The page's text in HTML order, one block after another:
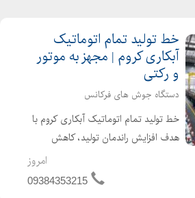
خط تولید تمام اتوماتیک
آبکاری کروم | مجهز به موتور
و رکتی
دستگاه جوش های فرکانس
خط تولید تمام اتوماتیک آبکاری کروم با
هدف افزایش راندمان تولید، کاهش
یکنواخت آبکاری طراحی و ساخته شده
امروز
09384353215